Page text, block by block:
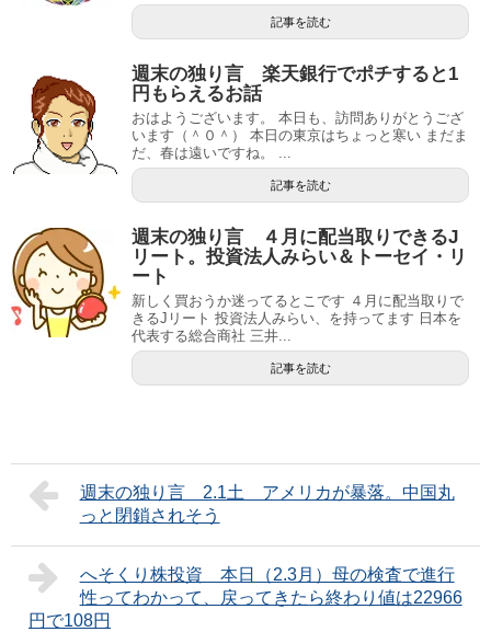
記事を読む
週末の独り言 楽天銀行でポチすると1
円もらえるお話
おはようございます。 本日も、訪問ありがとうござ
います（＾０＾） 本日の東京はちょっと寒い まだま
だ、春は遠いですね。 ...
記事を読む
週末の独り言 ４月に配当取りできるJ
リート。投資法人みらい＆トーセイ・リ
ート
新しく買おうか迷ってるとこです ４月に配当取りで
きるJリート 投資法人みらい、を持ってます 日本を
代表する総合商社 三井...
記事を読む
週末の独り言 2.1土 アメリカが暴落。中国丸
っと閉鎖されそう
へそくり株投資 本日（2.3月）母の検査で進行
性ってわかって、戻ってきたら終わり値は22966
円で108円